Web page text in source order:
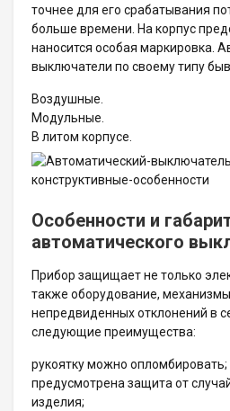
точнее для его срабатывания
больше времени. На корпус
наносится особая маркировка.
выключатели по своему типу
Воздушные.
Модульные.
В литом корпусе.
Особенности и
автоматического
Прибор защищает не только
также оборудование,
непредвиденных отклонений в
следующие преимущества:
рукоятку можно опломбировать;
предусмотрена защита от
изделия;